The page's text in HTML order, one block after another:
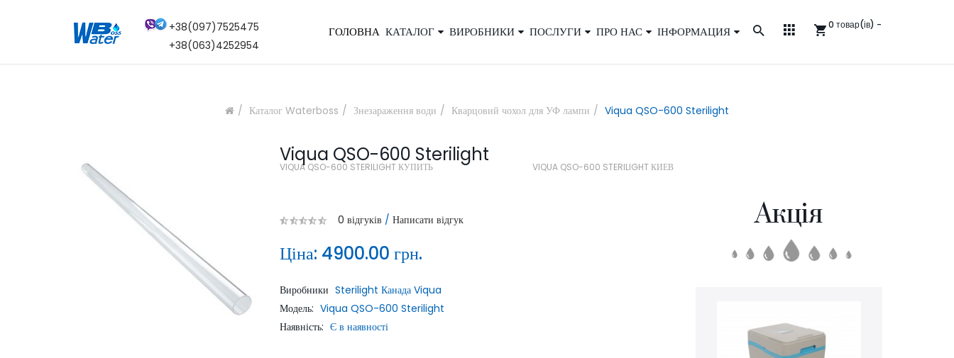
+38(097)7525475
+38(063)4252954
0 товар(ів) -
ГОЛОВНА КАТАЛОГ ВИРОБНИКИ ПОСЛУГИ ПРО НАС ІНФОРМАЦИЯ
Каталог Waterboss Знезараження води Кварцовий чохол для УФ лампи Viqua QSO-600 Sterilight
Viqua QSO-600 Sterilight
VIQUA QSO-600 STERILIGHT КУПИТЬ VIQUA QSO-600 STERILIGHT КИЕВ
0 відгуків /Написати відгук
Ціна: 4900.00 грн.
Виробники Sterilight Канада Viqua
Модель: Viqua QSO-600 Sterilight
Наявність: Є в наявності
Акція
Закажите обратный звонок, и наш
консультант свяжется с вами